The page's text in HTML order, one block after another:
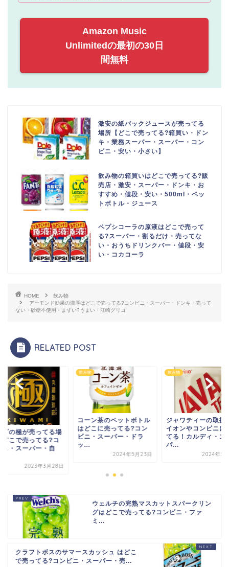
Amazon Music
Unlimitedの最初の30日
間無料
激安の紙パックジュースが売ってる
場所【どこで売ってる?箱買い・ドン
キ・業務スーパー・スーパー・コン
ビニ・安い・小さい】
飲み物の箱買いはどこで売ってる?販
売店・激安・スーパー・ドンキ・お
すすめ・値段・安い・500ml・ペッ
トボトル・ジュース
ペプシコーラの原液はどこで売って
る?スーパー・割るだけ・売ってな
い・おうちドリンクバー・値段・安
い・コカコーラ
HOME
飲み物
アーモンド効果の濃厚はどこで売ってる?コンビニ・スーパー・ドンキ・売って
ない・砂糖不使用・まずい?うまい・江崎グリコ
RELATED POST
飲み物
コーン茶のペットボトル
はどこに売ってる?コン
ビニ・スーパー・ドラ
ッ...
飲み物
ジャワティーの取扱店は
イオンやコンビニに売っ
てる！カルディ・スー
2024年5月12日
飲み物
ワンダの極が
所【どこで売
ウェルチの完熟マスカットスパークリン
グはどこで売ってる?コンビニ・ファ
ミ...
クラフトボスのサマースカッシュ はどこ
で売ってる?コンビニ・スーパー・売...